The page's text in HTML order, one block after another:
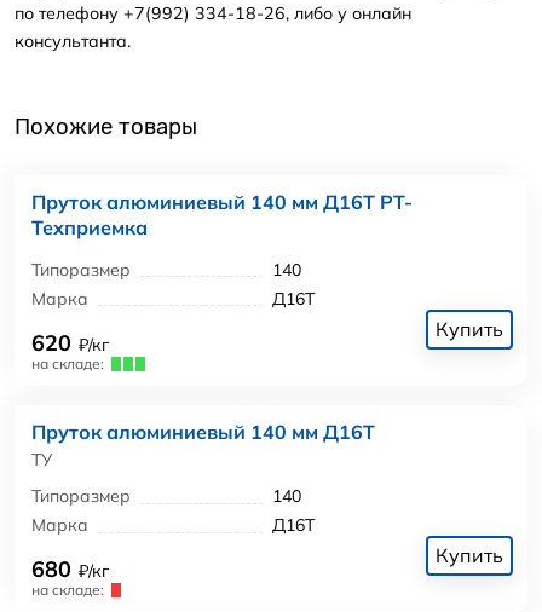
по телефону +7(992) 334-18-26, либо у онлайн
консультанта.
Похожие товары
Пруток алюминиевый 140 мм Д16Т РТ-
Техприемка
Типоразмер
140
Марка
Д16Т
620 ₽/кг
на складе:
Купить
Пруток алюминиевый 140 мм Д16Т
ТУ
Типоразмер
140
Марка
Д16Т
680 ₽/кг
на складе:
Купить